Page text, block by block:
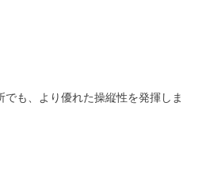
も、より優れた操縦性を発揮しま